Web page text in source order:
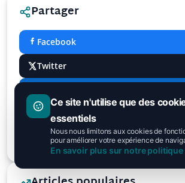
Partager
Facebook
Twitter
TikTok
Courriel
Ce site n'utilise que des
essentiels
Nous nous limitons aux cookies de
pour améliorer votre expérience de
En savoir plus sur notre politique